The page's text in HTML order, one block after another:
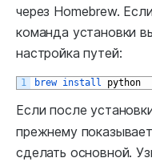
через Homebrew.
команда установки
настройка путей:
1 brew install python
Если после
прежнему
сделать основной.